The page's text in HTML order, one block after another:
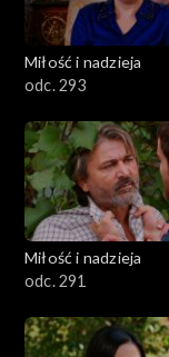
Miłość i nadzieja
odc. 293
Miłość i nadzieja
odc. 291